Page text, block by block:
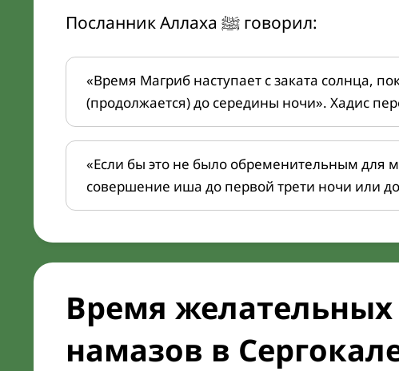
Посланник Аллаха ﷺ говорил:
«Время Магриб наступает с заката солнца,
(продолжается) до середины ночи». Хадис
«Если бы это не было обременительным для
совершение иша до первой трети ночи или
Время
намазов в